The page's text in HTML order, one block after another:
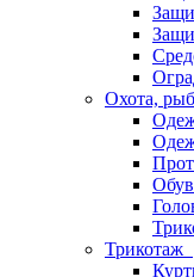
Охота,
Трикотаж